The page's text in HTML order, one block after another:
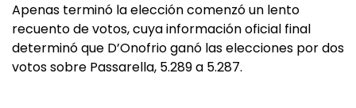
Apenas terminó la elección comenzó un lento
recuento de votos, cuya información oficial final
determinó que D’Onofrio ganó las elecciones por dos
votos sobre Passarella, 5.289 a 5.287.